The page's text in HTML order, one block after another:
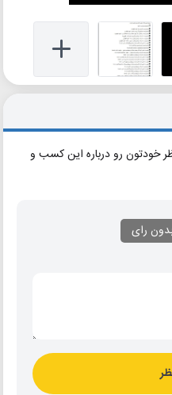
خودتون رو درباره این کسب و
رای